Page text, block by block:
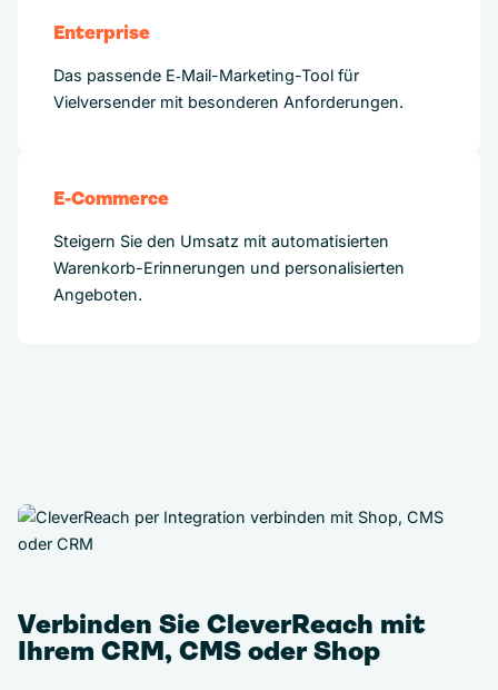
Enterprise
Das passende E‑Mail-Marketing-Tool für
Vielversender mit besonderen Anforderungen.
E-Commerce
Steigern Sie den Umsatz mit automatisierten
Warenkorb-Erinnerungen und personalisierten
Angeboten.
Verbinden Sie CleverReach mit
Ihrem CRM, CMS oder Shop